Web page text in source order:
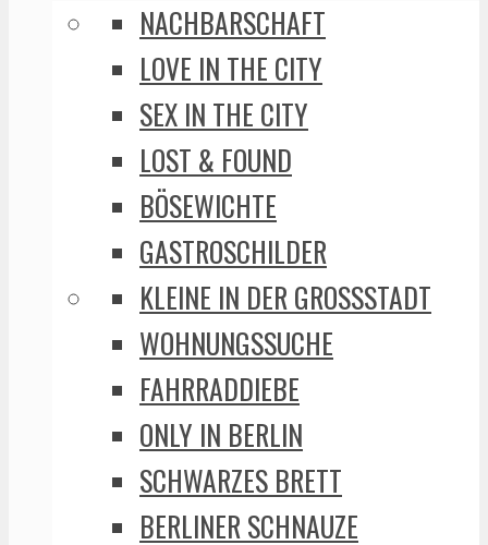
NACHBARSCHAFT
LOVE IN THE CITY
SEX IN THE CITY
LOST & FOUND
BÖSEWICHTE
GASTROSCHILDER
KLEINE IN DER GROSSSTADT
WOHNUNGSSUCHE
FAHRRADDIEBE
ONLY IN BERLIN
SCHWARZES BRETT
BERLINER SCHNAUZE